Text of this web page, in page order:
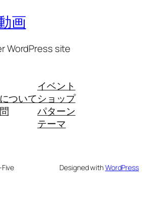
画
WordPress site
ついて
イベント
ショップ
パターン
テーマ
Designed withWordPress